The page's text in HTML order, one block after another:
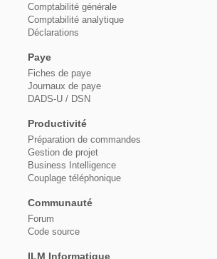
Comptabilité générale
Comptabilité analytique
Déclarations
Paye
Fiches de paye
Journaux de paye
DADS-U / DSN
Productivité
Préparation de commandes
Gestion de projet
Business Intelligence
Couplage téléphonique
Communauté
Forum
Code source
ILM Informatique